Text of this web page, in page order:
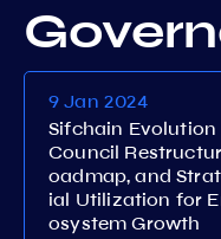
9 Jan 2024
Sifchain Evolution
Council
oadmap, and
ial Utilization for
osystem Growth